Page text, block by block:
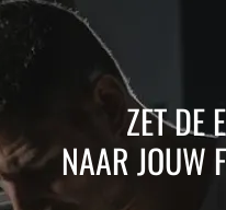
ZET DE
NAAR JOUW